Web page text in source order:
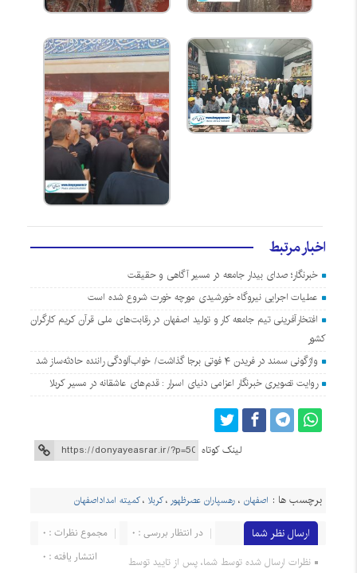
اخبار مرتبط
خبرنگار؛ صدای بیدار جامعه در مسیر آگاهی و حقیقت
عملیات اجرایی نیروگاه خورشیدی مورچه خورت شروع شده است
افتخارآفرینی تیم جامعه کار و تولید اصفهان در رقابت‌های ملی قرآن کریم کارگران
کشور
واژگونی سمند در فریدن ۴ فوتی برجا گذاشت/ خواب‌آلودگی راننده حادثه‌ساز شد
روایت تصویری خبرنگار اعزامی دنیای اسرار : قدم‌های عاشقانه در مسیر کربلا
لینک کوتاه
برچسب ها : اصفهان ،رهسپاران عصرظهور ،کربلا ،کمیته امداداصفهان
ارسال نظر شما مجموع نظرات : 0
در انتظار بررسی : 0
انتشار یافته : 0
نظرات ارسال شده توسط شما، پس از تایید توسط